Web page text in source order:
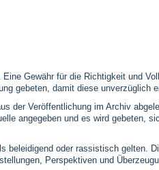
Gewähr für die Richtigkeit und
gebeten, damit diese unverzüglich
der Veröffentlichung im Archiv
angegeben und es wird gebeten,
beleidigend oder rassistisch gelten.
Perspektiven und